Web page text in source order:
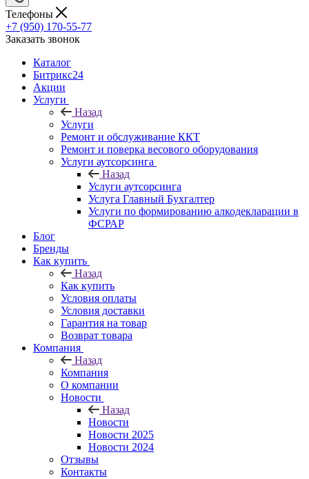
Телефоны
+7 (950) 170-55-77
Заказать звонок
Каталог
Битрикс24
Акции
Услуги
Назад
Услуги
Ремонт и обслуживание ККТ
Ремонт и поверка весового оборудования
Услуги аутсорсинга
Назад
Услуги аутсорсинга
Услуга Главный Бухгалтер
Услуги по формированию алкодекларации в
ФСРАР
Блог
Бренды
Как купить
Назад
Как купить
Условия оплаты
Условия доставки
Гарантия на товар
Возврат товара
Компания
Назад
Компания
О компании
Новости
Назад
Новости
Новости 2025
Новости 2024
Отзывы
Контакты